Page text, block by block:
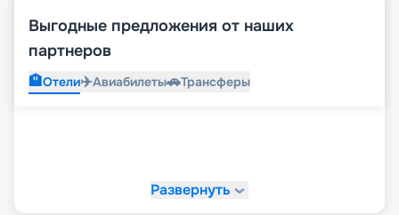
Выгодные предложения от наших
партнеров
🏨Отели✈️Авиабилеты🚗Трансферы
Развернуть